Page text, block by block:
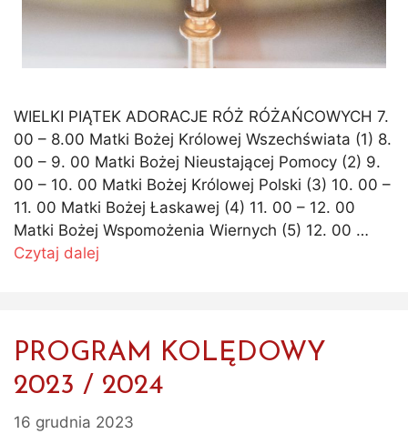
WIELKI PIĄTEK ADORACJE RÓŻ RÓŻAŃCOWYCH 7.
00 – 8.00 Matki Bożej Królowej Wszechświata (1) 8.
00 – 9. 00 Matki Bożej Nieustającej Pomocy (2) 9.
00 – 10. 00 Matki Bożej Królowej Polski (3) 10. 00 –
11. 00 Matki Bożej Łaskawej (4) 11. 00 – 12. 00
Matki Bożej Wspomożenia Wiernych (5) 12. 00 …
Czytaj dalej
PROGRAM KOLĘDOWY
2023 / 2024
16 grudnia 2023